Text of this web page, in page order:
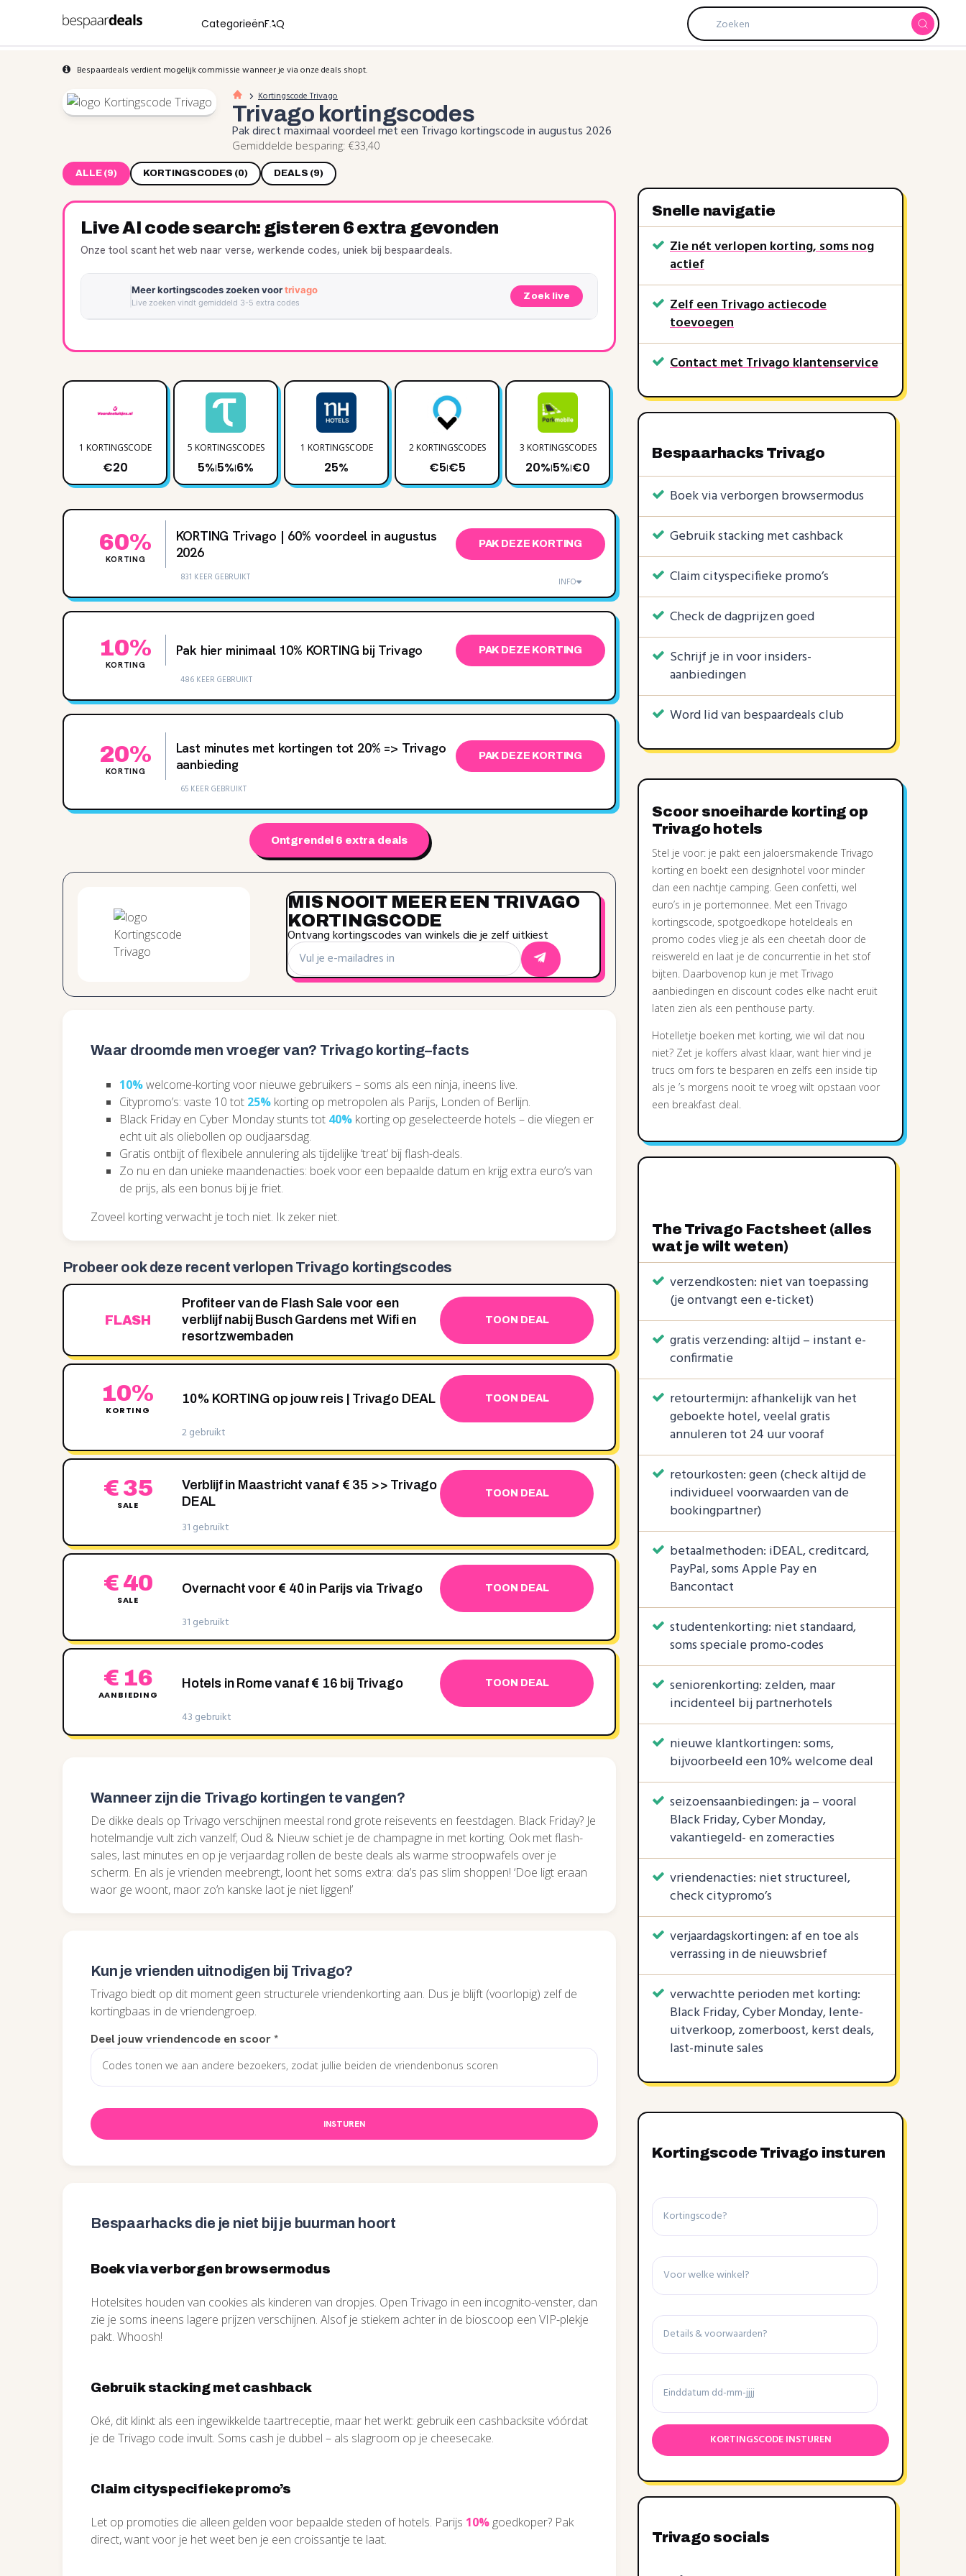
CategorieënFAQ
Bespaardeals verdient mogelijk commissie wanneer je via onze deals shopt.
Kortingscode Trivago
Trivago kortingscodes
Pak direct maximaal voordeel met een Trivago kortingscode in augustus 2026
Gemiddelde besparing: €33,40
ALLE (9) KORTINGSCODES (0) DEALS (9)
Live AI code search: gisteren 6 extra gevonden
Onze tool scant het web naar verse, werkende codes, uniek bij bespaardeals.
Meer kortingscodes zoeken voortrivago
Live zoeken vindt gemiddeld 3-5 extra codes
Zoek live
1 KORTINGSCODE
€20
5 KORTINGSCODES
5%|5%|6%
1 KORTINGSCODE
25%
2 KORTINGSCODES
€5|€5
3 KORTINGSCODES
20%|5%|€0
1 KORTINGSCODE 1 KORTINGSCODE
60%
KORTING
KORTING Trivago | 60% voordeel in augustus
2026
PAK DEZE KORTING
831 KEER GEBRUIKT INFO
10%
KORTING
Pak hier minimaal 10% KORTING bij Trivago PAK DEZE KORTING
486 KEER GEBRUIKT
20%
KORTING
Last minutes met kortingen tot 20‌% => Trivago
aanbieding
PAK DEZE KORTING
65 KEER GEBRUIKT
Ontgrendel 6 extra deals
MIS NOOIT MEER EEN TRIVAGO
KORTINGSCODE
Ontvang kortingscodes van winkels die je zelf uitkiest
Waar droomde men vroeger van? Trivago korting–facts
10%welcome-korting voor nieuwe gebruikers – soms als een ninja, ineens live.
Citypromo’s: vaste 10 tot 25% korting op metropolen als Parijs, Londen of Berlijn.
Black Friday en Cyber Monday stunts tot 40% korting op geselecteerde hotels – die vliegen er
echt uit als oliebollen op oudjaarsdag.
Gratis ontbijt of flexibele annulering als tijdelijke ‘treat’ bij flash-deals.
Zo nu en dan unieke maandenacties: boek voor een bepaalde datum en krijg extra euro’s van
de prijs, als een bonus bij je friet.
Zoveel korting verwacht je toch niet. Ik zeker niet.
Probeer ook deze recentverlopen Trivago kortingscodes
FLASH
Profiteer van de Flash Sale voor een
verblijf nabij Busch Gardens met Wifi en
resortzwembaden
TOON DEAL
10%
KORTING
10% KORTING op jouw reis | Trivago DEAL TOON DEAL
2 gebruikt
€ 35
SALE
Verblijf in Maastricht vanaf € 35 >> Trivago
DEAL
TOON DEAL
31 gebruikt
€ 40
SALE
Overnacht voor € 40 in Parijs via Trivago TOON DEAL
31 gebruikt
€ 16
AANBIEDING
Hotels in Rome vanaf € 16 bij Trivago TOON DEAL
43 gebruikt
Wanneer zijn die Trivago kortingen te vangen?
De dikke deals op Trivago verschijnen meestal rond grote reisevents en feestdagen. Black Friday? Je
hotelmandje vult zich vanzelf; Oud & Nieuw schiet je de champagne in met korting. Ook met flash-
sales, last minutes en op je verjaardag rollen de beste deals als warme stroopwafels over je
scherm. En als je vrienden meebrengt, loont het soms extra: da’s pas slim shoppen! ‘Doe ligt eraan
waor ge woont, maor zo’n kanske laot je niet liggen!’
Kun je vrienden uitnodigen bij Trivago?
Trivago biedt op dit moment geen structurele vriendenkorting aan. Dus je blijft (voorlopig) zelf de
kortingbaas in de vriendengroep.
Deel jouw vriendencode en scoor*
INSTUREN
Bespaarhacks die je niet bij je buurman hoort
Boek via verborgen browsermodus
Hotelsites houden van cookies als kinderen van dropjes. Open Trivago in een incognito-venster, dan
zie je soms ineens lagere prijzen verschijnen. Alsof je stiekem achter in de bioscoop een VIP-plekje
pakt. Whoosh!
Gebruik stacking met cashback
Oké, dit klinkt als een ingewikkelde taartreceptie, maar het werkt: gebruik een cashbacksite vóórdat
je de Trivago code invult. Soms cash je dubbel – als slagroom op je cheesecake.
Claim cityspecifieke promo’s
Let op promoties die alleen gelden voor bepaalde steden of hotels. Parijs 10% goedkoper? Pak
direct, want voor je het weet ben je een croissantje te laat.
Snelle navigatie
Zie nét verlopen korting, soms nog
actief
Zelf een Trivago actiecode
toevoegen
Contact met Trivago klantenservice
Bespaarhacks Trivago
Boek via verborgen browsermodus
Gebruik stacking met cashback
Claim cityspecifieke promo’s
Check de dagprijzen goed
Schrijf je in voor insiders-
aanbiedingen
Word lid van bespaardeals club
Scoor snoeiharde korting op
Trivago hotels
Stel je voor: je pakt een jaloersmakende Trivago
korting en boekt een designhotel voor minder
dan een nachtje camping. Geen confetti, wel
euro’s in je portemonnee. Met een Trivago
kortingscode, spotgoedkope hoteldeals en
promo codes vlieg je als een cheetah door de
reiswereld en laat je de concurrentie in het stof
bijten. Daarbovenop kun je met Trivago
aanbiedingen en discount codes elke nacht eruit
laten zien als een penthouse party.
Hotelletje boeken met korting, wie wil dat nou
niet? Zet je koffers alvast klaar, want hier vind je
trucs om fors te besparen en zelfs een inside tip
als je ’s morgens nooit te vroeg wilt opstaan voor
een breakfast deal.
The Trivago Factsheet (alles
wat je wilt weten)
verzendkosten: niet van toepassing
(je ontvangt een e-ticket)
gratis verzending: altijd – instant e-
confirmatie
retourtermijn: afhankelijk van het
geboekte hotel, veelal gratis
annuleren tot 24 uur vooraf
retourkosten: geen (check altijd de
individueel voorwaarden van de
bookingpartner)
betaalmethoden: iDEAL, creditcard,
PayPal, soms Apple Pay en
Bancontact
studentenkorting: niet standaard,
soms speciale promo-codes
seniorenkorting: zelden, maar
incidenteel bij partnerhotels
nieuwe klantkortingen: soms,
bijvoorbeeld een 10% welcome deal
seizoensaanbiedingen: ja – vooral
Black Friday, Cyber Monday,
vakantiegeld- en zomeracties
vriendenacties: niet structureel,
check citypromo’s
verjaardagskortingen: af en toe als
verrassing in de nieuwsbrief
verwachtte perioden met korting:
Black Friday, Cyber Monday, lente-
uitverkoop, zomerboost, kerst deals,
last-minute sales
Kortingscode Trivago insturen
Kortingscode
Winkel
Details
voorwaarden
Einddatum
Trivago socials